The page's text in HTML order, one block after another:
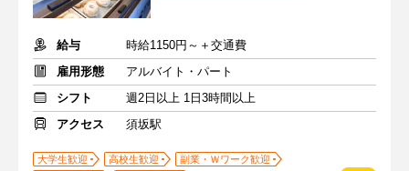
給与
時給1150円～＋交通費
雇用形態
アルバイト・パート
シフト
週2日以上 1日3時間以上
アクセス
須坂駅
大学生歓迎 高校生歓迎
副業・Ｗワーク歓迎